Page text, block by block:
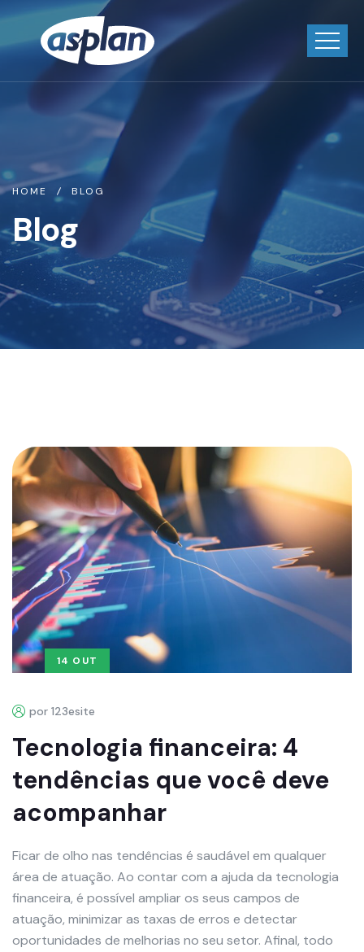
HOME BLOG
Blog
14 OUT
por 123esite
Tecnologia financeira: 4
tendências que você deve
acompanhar
Ficar de olho nas tendências é saudável em qualquer
área de atuação. Ao contar com a ajuda da tecnologia
financeira, é possível ampliar os seus campos de
atuação, minimizar as taxas de erros e detectar
oportunidades de melhorias no seu setor. Afinal, todo